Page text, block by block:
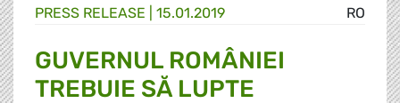
RO
PRESS RELEASE | 15.01.2019
GUVERNUL ROMÂNIEI
TREBUIE SĂ LUPTE